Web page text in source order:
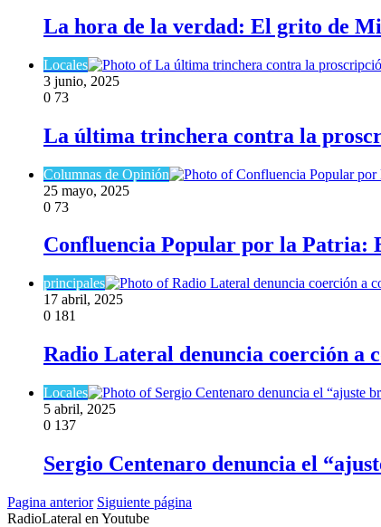
La hora de la verdad: El grito de
Locales
3 junio, 2025
0 73
La última trinchera contra la
Columnas de Opinión
25 mayo, 2025
0 73
Confluencia Popular por la Patria:
principales
17 abril, 2025
0 181
Radio Lateral denuncia coerción a
Locales
5 abril, 2025
0 137
Sergio Centenaro denuncia el
Pagina anterior Siguiente página
RadioLateral en Youtube